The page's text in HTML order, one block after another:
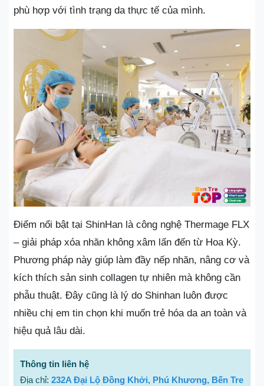
phù hợp với tình trạng da thực tế của mình.
Điểm nổi bật tại ShinHan là công nghệ Thermage FLX
– giải pháp xóa nhăn không xâm lấn đến từ Hoa Kỳ.
Phương pháp này giúp làm đầy nếp nhăn, nâng cơ và
kích thích sản sinh collagen tự nhiên mà không cần
phẫu thuật. Đây cũng là lý do Shinhan luôn được
nhiều chị em tin chọn khi muốn trẻ hóa da an toàn và
hiệu quả lâu dài.
Thông tin liên hệ
Địa chỉ: 232A Đại Lộ Đồng Khởi, Phú Khương, Bến Tre